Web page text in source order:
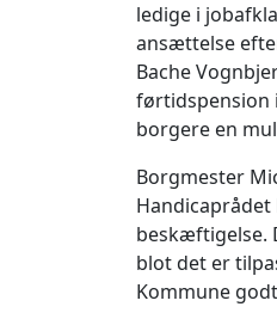
ledige i
ansættelse
Bache
førtidspension
borgere en
Borgmester
beskæftigelse.
blot det er
Kommune